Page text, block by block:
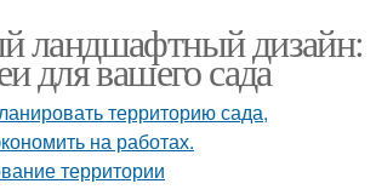
ландшафтный дизайн:
для вашего сада